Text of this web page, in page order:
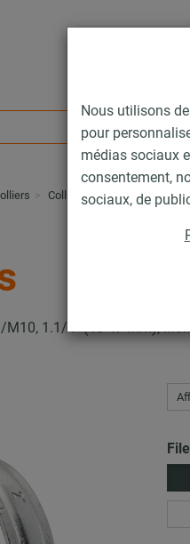
Nous utilisons
pour
médias sociaux
consentement,
sociaux, de
Collier à vis
1.1/4" (43-47 mm),